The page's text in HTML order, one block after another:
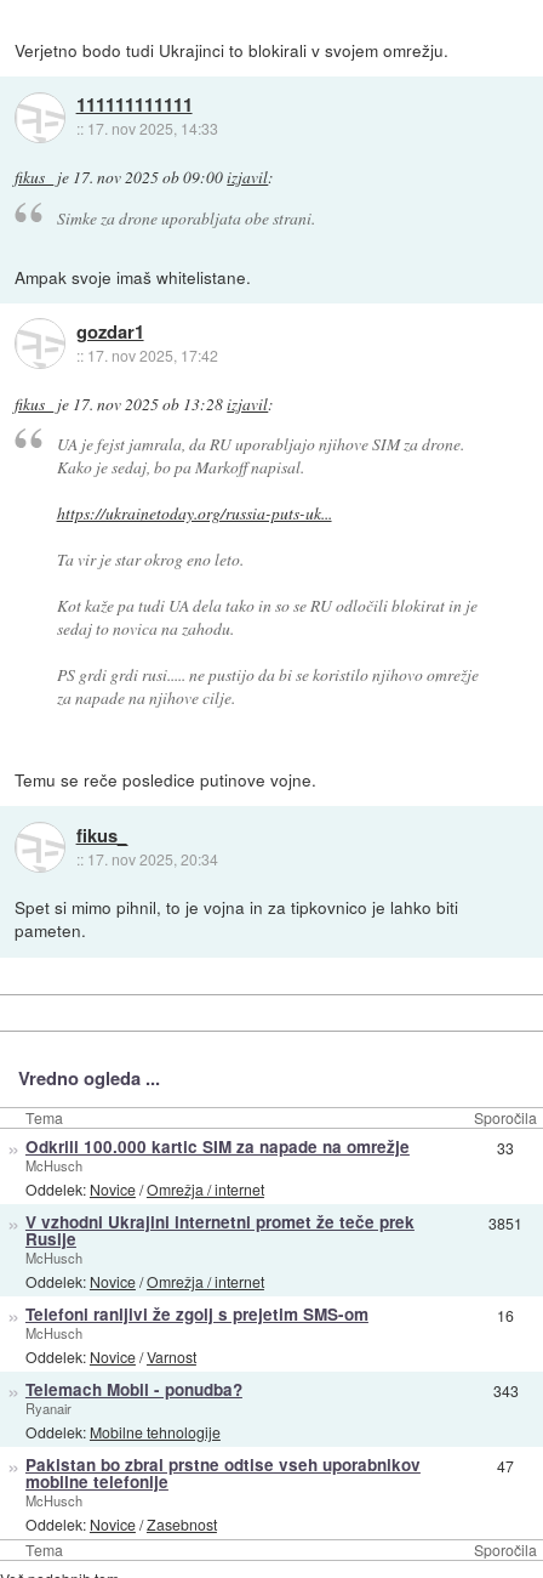
Verjetno bodo tudi Ukrajinci to blokirali v svojem omrežju.
111111111111
:: 17. nov 2025, 14:33
fikus_ je 17. nov 2025 ob 09:00izjavil:
Simke za drone uporabljata obe strani.
Ampak svoje imaš whitelistane.
gozdar1
:: 17. nov 2025, 17:42
fikus_ je 17. nov 2025 ob 13:28izjavil:
UA je fejst jamrala, da RU uporabljajo njihove SIM za drone.
Kako je sedaj, bo pa Markoff napisal.
https://ukrainetoday.org/russia-puts-uk...
Ta vir je star okrog eno leto.
Kot kaže pa tudi UA dela tako in so se RU odločili blokirat in je
sedaj to novica na zahodu.
PS grdi grdi rusi..... ne pustijo da bi se koristilo njihovo omrežje
za napade na njihove cilje.
Temu se reče posledice putinove vojne.
fikus_
:: 17. nov 2025, 20:34
Spet si mimo pihnil, to je vojna in za tipkovnico je lahko biti
pameten.
Vredno ogleda ...
Tema Sporočila
Tema Sporočila
» Odkrili 100.000 kartic SIM za napade na omrežje
McHusch
Oddelek: Novice/Omrežja / internet
33
» V vzhodni Ukrajini internetni promet že teče prek
Rusije
McHusch
Oddelek: Novice/Omrežja / internet
3851
» Telefoni ranljivi že zgolj s prejetim SMS-om
McHusch
Oddelek: Novice/Varnost
16
» Telemach Mobil - ponudba?
Ryanair
Oddelek: Mobilne tehnologije
343
» Pakistan bo zbral prstne odtise vseh uporabnikov
mobilne telefonije
McHusch
Oddelek: Novice/Zasebnost
47